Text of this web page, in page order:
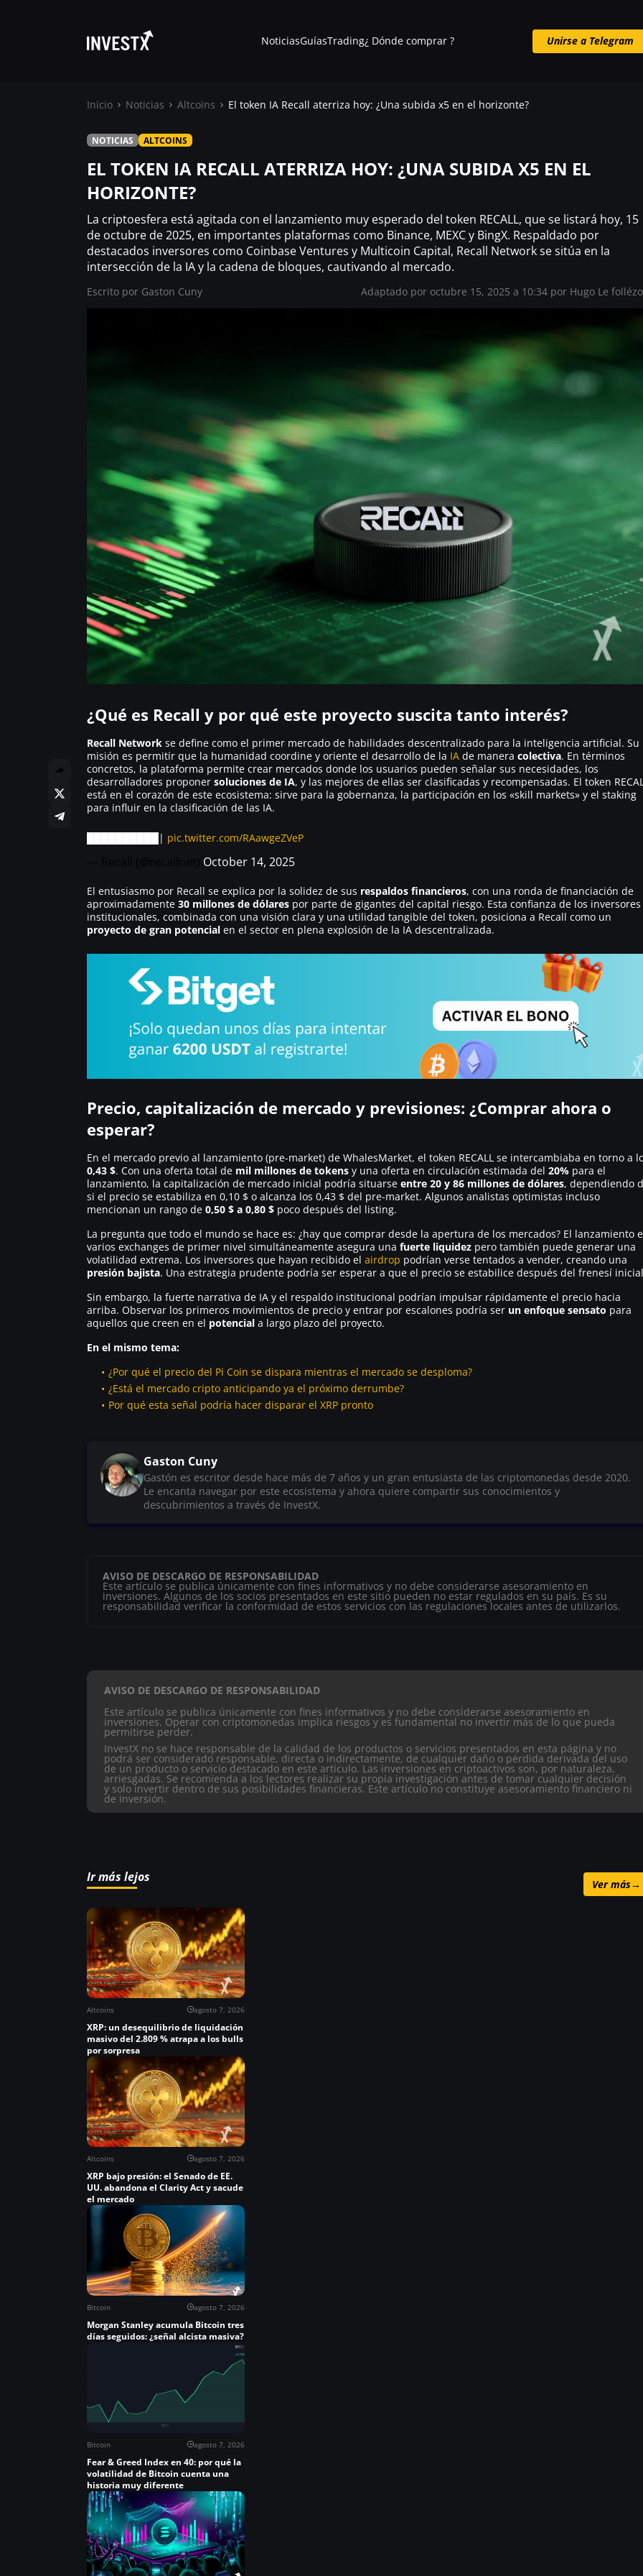
Noticias
Guías
Trading
¿ Dónde comprar ?
NoticiasGuíasTrading¿ Dónde comprar ? Unirse a Telegram
Inicio Noticias Altcoins El token IA Recall aterriza hoy: ¿Una subida x5 en el horizonte?
NOTICIAS ALTCOINS
EL TOKEN IA RECALL ATERRIZA HOY: ¿UNA SUBIDA X5 EN EL
HORIZONTE?
La criptoesfera está agitada con el lanzamiento muy esperado del token RECALL, que se listará hoy, 15
de octubre de 2025, en importantes plataformas como Binance, MEXC y BingX. Respaldado por
destacados inversores como Coinbase Ventures y Multicoin Capital, Recall Network se sitúa en la
intersección de la IA y la cadena de bloques, cautivando al mercado.
Escrito por Gaston Cuny Adaptado por octubre 15, 2025 a 10:34 por Hugo Le
¿Qué es Recall y por qué este proyecto suscita tanto interés?
Recall Network se define como el primer mercado de habilidades descentralizado para la inteligencia artificial. Su
misión es permitir que la humanidad coordine y oriente el desarrollo de la IA de manera colectiva. En términos
concretos, la plataforma permite crear mercados donde los usuarios pueden señalar sus necesidades, los
desarrolladores proponer soluciones de IA, y las mejores de ellas ser clasificadas y recompensadas. El token
está en el corazón de este ecosistema: sirve para la gobernanza, la participación en los «skill markets» y el staking
para influir en la clasificación de las IA.
██████████| pic.twitter.com/RAawgeZVeP
October 14, 2025
El entusiasmo por Recall se explica por la solidez de sus respaldos financieros, con una ronda de financiación de
aproximadamente 30 millones de dólares por parte de gigantes del capital riesgo. Esta confianza de los inversores
institucionales, combinada con una visión clara y una utilidad tangible del token, posiciona a Recall como un
proyecto de gran potencial en el sector en plena explosión de la IA descentralizada.
Precio, capitalización de mercado y previsiones: ¿Comprar ahora o
esperar?
En el mercado previo al lanzamiento (pre-market) de WhalesMarket, el token RECALL se intercambiaba en torno a
0,43 $. Con una oferta total de mil millones de tokens y una oferta en circulación estimada del 20% para el
lanzamiento, la capitalización de mercado inicial podría situarse entre 20 y 86 millones de dólares, dependiendo
si el precio se estabiliza en 0,10 $ o alcanza los 0,43 $ del pre-market. Algunos analistas optimistas incluso
mencionan un rango de 0,50 $ a 0,80 $ poco después del listing.
La pregunta que todo el mundo se hace es: ¿hay que comprar desde la apertura de los mercados? El lanzamiento
varios exchanges de primer nivel simultáneamente asegura una fuerte liquidez pero también puede generar una
volatilidad extrema. Los inversores que hayan recibido el airdrop podrían verse tentados a vender, creando una
presión bajista. Una estrategia prudente podría ser esperar a que el precio se estabilice después del frenesí
Sin embargo, la fuerte narrativa de IA y el respaldo institucional podrían impulsar rápidamente el precio hacia
arriba. Observar los primeros movimientos de precio y entrar por escalones podría ser un enfoque sensato para
aquellos que creen en el potencial a largo plazo del proyecto.
En el mismo tema:
¿Por qué el precio del Pi Coin se dispara mientras el mercado se desploma?
¿Está el mercado cripto anticipando ya el próximo derrumbe?
Por qué esta señal podría hacer disparar el XRP pronto
Gaston Cuny
Gastón es escritor desde hace más de 7 años y un gran entusiasta de las criptomonedas desde 2020.
Le encanta navegar por este ecosistema y ahora quiere compartir sus conocimientos y
descubrimientos a través de InvestX.
AVISO DE DESCARGO DE RESPONSABILIDAD
Este artículo se publica únicamente con fines informativos y no debe considerarse asesoramiento en
inversiones. Algunos de los socios presentados en este sitio pueden no estar regulados en su país. Es su
responsabilidad verificar la conformidad de estos servicios con las regulaciones locales antes de utilizarlos.
AVISO DE DESCARGO DE RESPONSABILIDAD
Este artículo se publica únicamente con fines informativos y no debe considerarse asesoramiento en
inversiones. Operar con criptomonedas implica riesgos y es fundamental no invertir más de lo que pueda
permitirse perder.
InvestX no se hace responsable de la calidad de los productos o servicios presentados en esta página y no
podrá ser considerado responsable, directa o indirectamente, de cualquier daño o pérdida derivada del uso
de un producto o servicio destacado en este artículo. Las inversiones en criptoactivos son, por naturaleza,
arriesgadas. Se recomienda a los lectores realizar su propia investigación antes de tomar cualquier decisión
y solo invertir dentro de sus posibilidades financieras. Este artículo no constituye asesoramiento financiero ni
de inversión.
Ir más lejos Ver más→
Altcoins agosto 7, 2026
XRP: un desequilibrio de liquidación
masivo del 2.809 % atrapa a los bulls
por sorpresa
Altcoins agosto 7, 2026
XRP bajo presión: el Senado de EE.
UU. abandona el Clarity Act y sacude
el mercado
Bitcoin agosto 7, 2026
Morgan Stanley acumula Bitcoin tres
días seguidos: ¿señal alcista masiva?
Bitcoin agosto 7, 2026
Fear & Greed Index en 40: por qué la
volatilidad de Bitcoin cuenta una
historia muy diferente